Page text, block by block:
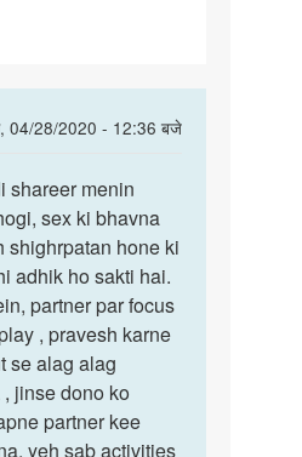
04/28/2020 - 12:36 बजे
shareer menin
sex ki bhavna
shighrpatan hone ki
adhik ho sakti hai.
partner par focus
, pravesh karne
se alag alag
jinse dono ko
partner kee
yeh sab activities